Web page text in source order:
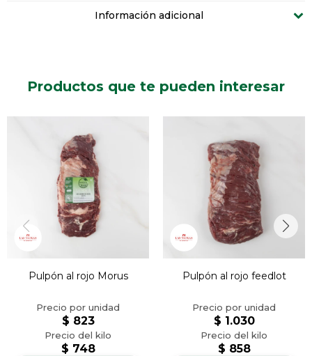
Información adicional
Productos que te pueden interesar
Pulpón al rojo Morus
$ 748
$ 823
Pulpón al rojo feedlot
$ 858
$ 1.030